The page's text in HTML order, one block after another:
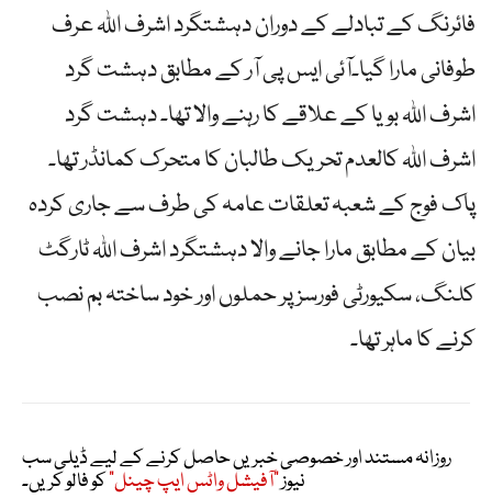
فائرنگ کے تبادلے کے دوران دہشتگرد اشرف اللہ عرف
طوفانی مارا گیا۔آئی ایس پی آر کے مطابق دہشت گرد
اشرف اللہ بویا کے علاقے کا رہنے والا تھا۔ دہشت گرد
اشرف اللہ کالعدم تحریک طالبان کا متحرک کمانڈر تھا۔
پاک فوج کے شعبہ تعلقات عامہ کی طرف سے جاری کردہ
بیان کے مطابق مارا جانے والا دہشتگرد اشرف اللہ ٹارگٹ
کلنگ، سکیورٹی فورسز پر حملوں اور خود ساختہ بم نصب
کرنے کا ماہر تھا۔
روزانہ مستند اور خصوصی خبریں حاصل کرنے کے لیے ڈیلی سب
نیوز"آفیشل واٹس ایپ چینل"کو فالو کریں۔